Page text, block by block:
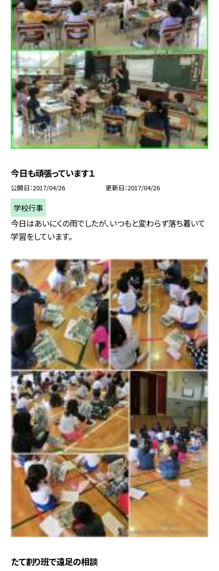
今日も頑張っています１
公開日 2017/04/26 更新日 2017/04/26
学校行事
今日はあいにくの雨でしたが、いつもと変わらず落ち着いて
学習をしています。
たて割り班で遠足の相談